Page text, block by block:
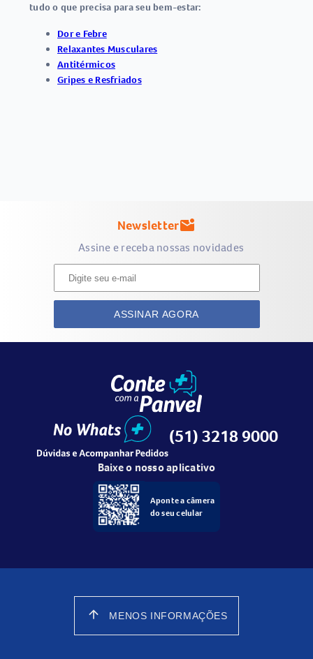
tudo o que precisa para seu bem-estar:
Dor e Febre
Relaxantes Musculares
Antitérmicos
Gripes e Resfriados
Newslettermark_email_unread
Assine e receba nossas novidades
ASSINAR AGORA
(51) 3218 9000
Baixe o nosso aplicativo
Aponte a câmera
do seu celular
arrow_upward MENOS INFORMAÇÕES